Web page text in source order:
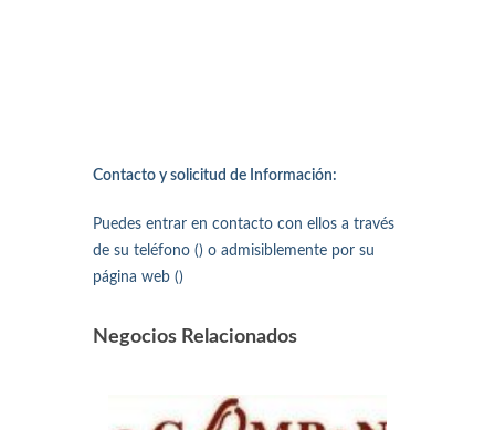
Contacto y solicitud de Información:
Puedes entrar en contacto con ellos a través
de su teléfono () o admisiblemente por su
página web ()
Negocios Relacionados